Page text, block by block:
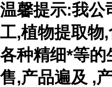
温馨提示:我公
工,植物提取物
各种精细*等的
售,产品遍及 ,